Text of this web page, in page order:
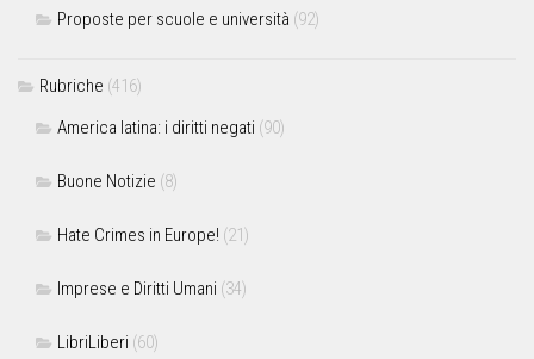
Proposte per scuole e università (92)
Rubriche (416)
America latina: i diritti negati (90)
Buone Notizie (8)
Hate Crimes in Europe! (21)
Imprese e Diritti Umani (34)
LibriLiberi (60)